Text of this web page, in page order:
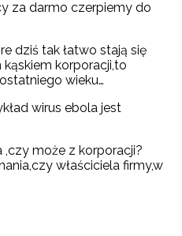
za darmo czerpiemy do
dziś tak łatwo stają się
korporacji,to
wieku…
wirus ebola jest
,czy może z korporacji?
właściciela firmy,w